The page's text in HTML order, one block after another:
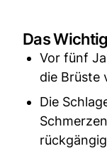
Das
Vor fünf
die Brüste
Die